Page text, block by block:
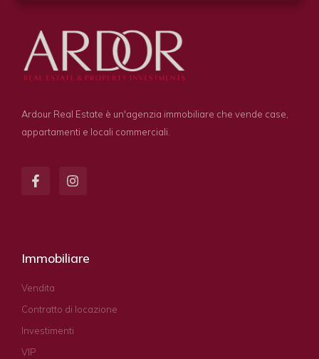
Ardour Real Estate è un'agenzia immobiliare che vende case,
appartamenti e locali commerciali.
Immobiliare
Vendita
Contratto di locazione
Investimenti
VIP